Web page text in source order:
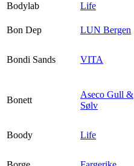
Bodylab
Life
Bon Dep
LUN Bergen
Bondi Sands VITA
Bonett
Aseco Gull &
Sølv
Boody
Life